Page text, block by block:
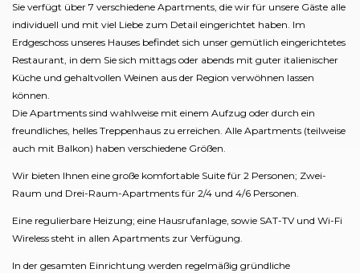
Sie verfügt über 7 verschiedene Apartments, die wir für unsere Gäste alle
individuell und mit viel Liebe zum Detail eingerichtet haben. Im
Erdgeschoss unseres Hauses befindet sich unser gemütlich eingerichtetes
Restaurant, in dem Sie sich mittags oder abends mit guter italienischer
Küche und gehaltvollen Weinen aus der Region verwöhnen lassen
können.
Die Apartments sind wahlweise mit einem Aufzug oder durch ein
freundliches, helles Treppenhaus zu erreichen. Alle Apartments (teilweise
auch mit Balkon) haben verschiedene Größen.
Wir bieten Ihnen eine große komfortable Suite für 2 Personen; Zwei-
Raum und Drei-Raum-Apartments für 2/4 und 4/6 Personen.
Eine regulierbare Heizung; eine Hausrufanlage, sowie SAT-TV und Wi-Fi
Wireless steht in allen Apartments zur Verfügung.
In der gesamten Einrichtung werden regelmäßig gründliche